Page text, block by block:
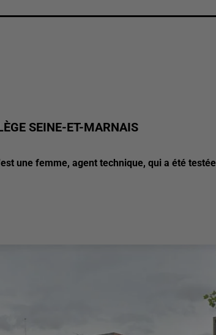
SEINE-ET-MARNAIS
une femme, agent technique, qui a été